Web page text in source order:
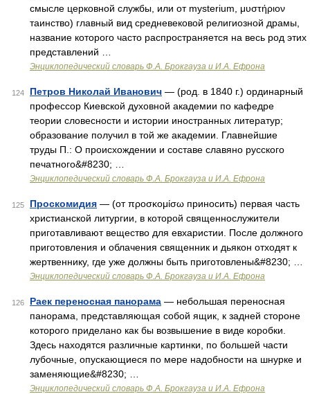
смысле церковной службы, или от mysterium, μυστήριον
таинство) главный вид средневековой религиозной драмы,
название которого часто распространяется на весь род этих
представлений …
Энциклопедический словарь Ф.А. Брокгауза и И.А. Ефрона
124 Петров Николай Иванович — (род. в 1840 г.) ординарный
профессор Киевской духовной академии по кафедре
теории словесности и истории иностранных литератур;
образование получил в той же академии. Главнейшие
труды П.: О происхождении и составе славяно русского
печатного&#8230; …
Энциклопедический словарь Ф.А. Брокгауза и И.А. Ефрона
125 Проскомидия — (от προσκομίσω приносить) первая часть
христианской литургии, в которой священнослужители
приготавливают вещество для евхаристии. После должного
приготовления и облачения священник и дьякон отходят к
жертвеннику, где уже должны быть приготовлены&#8230; …
Энциклопедический словарь Ф.А. Брокгауза и И.А. Ефрона
126 Раек переносная панорама — небольшая переносная
панорама, представляющая собой ящик, к задней стороне
которого приделано как бы возвышение в виде коробки.
Здесь находятся различные картинки, по большей части
лубочные, опускающиеся по мере надобности на шнурке и
заменяющие&#8230; …
Энциклопедический словарь Ф.А. Брокгауза и И.А. Ефрона